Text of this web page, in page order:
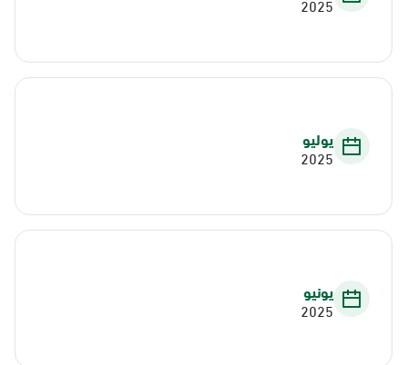
يوليو
2025
يونيو
2025